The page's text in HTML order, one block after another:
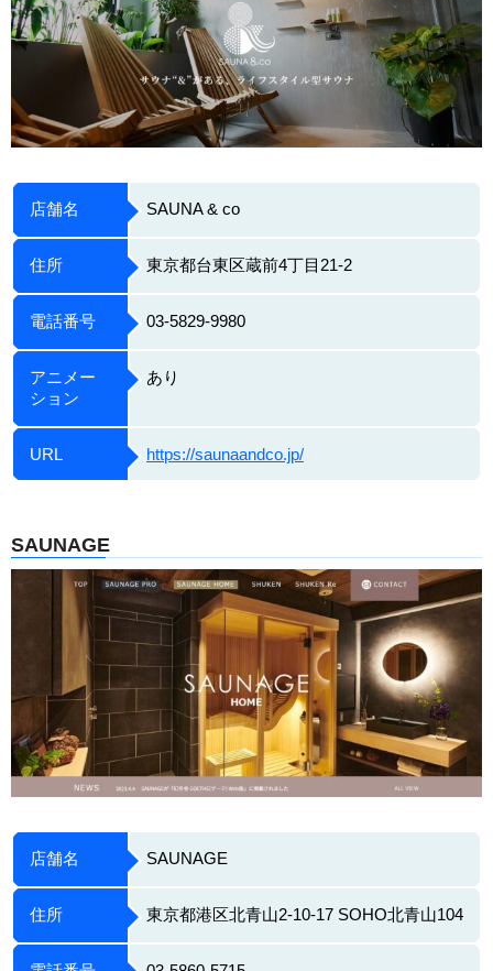
店舗名 SAUNA & co
住所 東京都台東区蔵前4丁目21-2
電話番号 03-5829-9980
アニメー
ション
あり
URL https://saunaandco.jp/
SAUNAGE
店舗名 SAUNAGE
住所 東京都港区北青山2-10-17 SOHO北青山104